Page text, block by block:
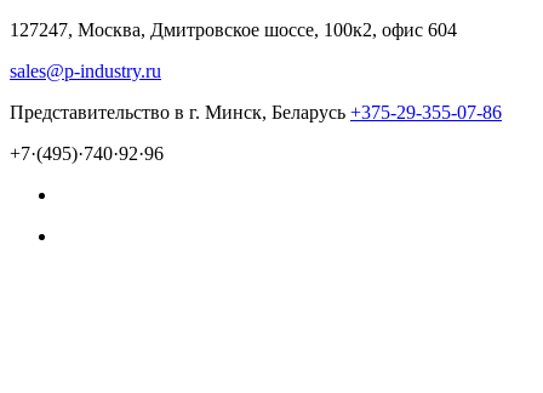
127247, Москва, Дмитровское шоссе, 100к2, офис 604
sales@p-industry.ru
Представительство в г. Минск, Беларусь +375-29-355-07-86
+7·(495)·740·92·96